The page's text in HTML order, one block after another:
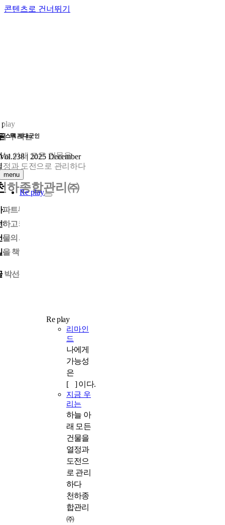
콘텐츠로 건너뛰기
리스펙 제대군인
Vol.238 | 2025 December
menu
Re play
Re play
리마인
드
나에게
가능성
은
[ ] 이다.
지금 우
리는
하늘 아
래 모든
건물을
열정과
도전으
로 관리
하다
천하종
합관리
㈜
play
우리는
늘 아래 모든 건물을
정과 도전으로 관리하다
하종합관리㈜
파트부터 빌라, 오피스텔, 상가까지 우리가 매일 드나드는 건물들이 안
하고 쾌적하게 유지되는 이유는 누군가 묵묵히 관리하고 있기 때문이
물의 시설관리부터 입주민 응대, 법률 자문까지 건물에서 발생하는 모
을 책임지는 회사, 천하종합관리㈜가 있다.
박선경